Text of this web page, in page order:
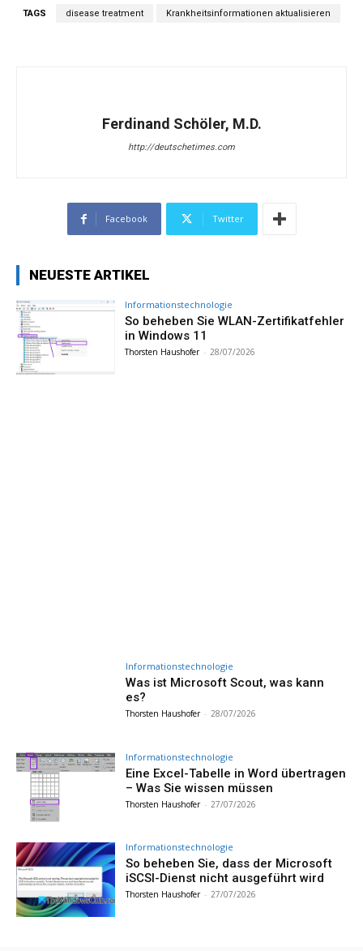
TAGS disease treatment Krankheitsinformationen aktualisieren
Ferdinand Schöler, M.D.
http://deutschetimes.com
Facebook Twitter
NEUESTE ARTIKEL
Informationstechnologie
So beheben Sie WLAN-Zertifikatfehler
in Windows 11
Thorsten Haushofer - 28/07/2026
Informationstechnologie
Was ist Microsoft Scout, was kann
es?
Thorsten Haushofer - 28/07/2026
Informationstechnologie
Eine Excel-Tabelle in Word übertragen
– Was Sie wissen müssen
Thorsten Haushofer - 27/07/2026
Informationstechnologie
So beheben Sie, dass der Microsoft
iSCSI-Dienst nicht ausgeführt wird
Thorsten Haushofer - 27/07/2026